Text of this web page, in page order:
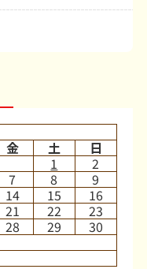
金 土 日
1
2
7 8
9
14 15
16
21 22
23
28 29
30